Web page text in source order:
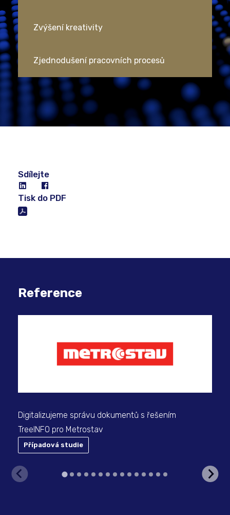
Zvýšení kreativity
Zjednodušení pracovních procesů
Sdílejte
Tisk do PDF
Reference
Digitalizujeme správu dokumentů s řešením
TreeINFO pro Metrostav
Případová studie